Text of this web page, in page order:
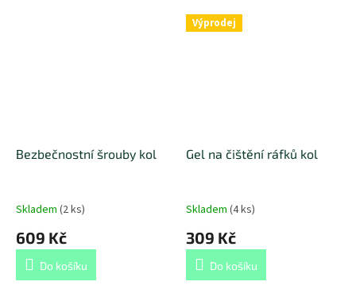
Bezbečnostní šrouby kol
Skladem (2 ks)
609 Kč
Do košíku
Výprodej
Gel na čištění ráfků kol
Skladem (4 ks)
309 Kč
Do košíku